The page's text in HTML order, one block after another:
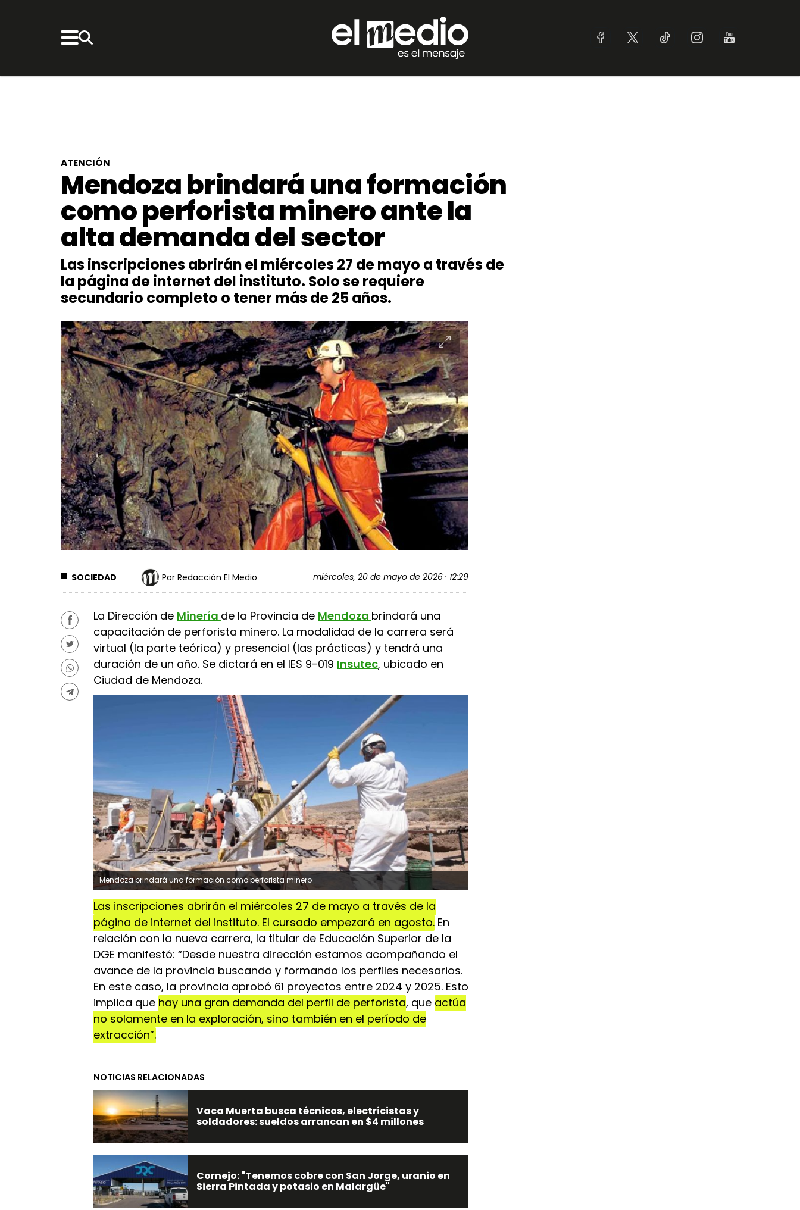
ATENCIÓN
Mendoza brindará una formación
como perforista minero ante la
alta demanda del sector
Las inscripciones abrirán el miércoles 27 de mayo a través de
la página de internet del instituto. Solo se requiere
secundario completo o tener más de 25 años.
SOCIEDAD Por Redacción El Medio miércoles, 20 de mayo de 2026 · 12:29
La Dirección de Minería de la Provincia de Mendoza brindará una
capacitación de perforista minero. La modalidad de la carrera será
virtual (la parte teórica) y presencial (las prácticas) y tendrá una
duración de un año. Se dictará en el IES 9-019 Insutec, ubicado en
Ciudad de Mendoza.
Mendoza brindará una formación como perforista minero
Las inscripciones abrirán el miércoles 27 de mayo a través de la
página de internet del instituto. El cursado empezará en agosto. En
relación con la nueva carrera, la titular de Educación Superior de la
DGE manifestó: “Desde nuestra dirección estamos acompañando el
avance de la provincia buscando y formando los perfiles necesarios.
En este caso, la provincia aprobó 61 proyectos entre 2024 y 2025. Esto
implica que hay una gran demanda del perfil de perforista, que actúa
no solamente en la exploración, sino también en el período de
extracción”.
NOTICIAS RELACIONADAS
Vaca Muerta busca técnicos, electricistas y
soldadores: sueldos arrancan en $4 millones
Cornejo: "Tenemos cobre con San Jorge, uranio en
Sierra Pintada y potasio en Malargüe"